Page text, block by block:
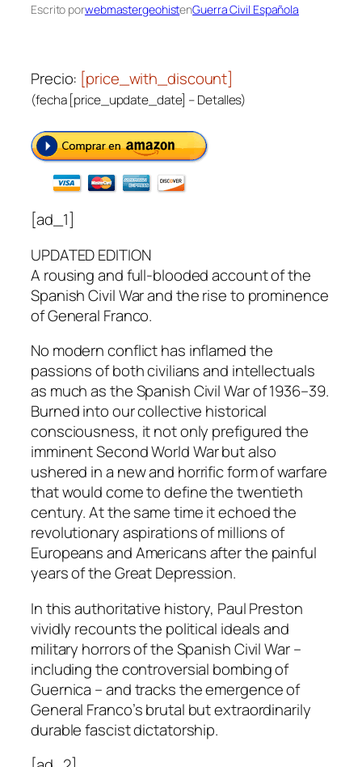
Escrito porwebmastergeohistenGuerra Civil Española
Precio: [price_with_discount]
(fecha [price_update_date] –Detalles)
[ad_1]
UPDATED EDITION
A rousing and full-blooded account of the
Spanish Civil War and the rise to prominence
of General Franco.
No modern conflict has inflamed the
passions of both civilians and intellectuals
as much as the Spanish Civil War of 1936–39.
Burned into our collective historical
consciousness, it not only prefigured the
imminent Second World War but also
ushered in a new and horrific form of warfare
that would come to define the twentieth
century. At the same time it echoed the
revolutionary aspirations of millions of
Europeans and Americans after the painful
years of the Great Depression.
In this authoritative history, Paul Preston
vividly recounts the political ideals and
military horrors of the Spanish Civil War –
including the controversial bombing of
Guernica – and tracks the emergence of
General Franco’s brutal but extraordinarily
durable fascist dictatorship.